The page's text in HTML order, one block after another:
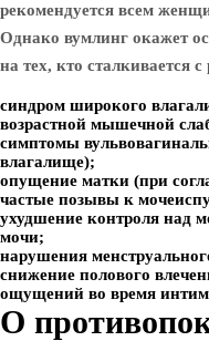
рекомендуется всем
Однако вумлинг окажет
на тех, кто сталкивается
синдром широкого
возрастной мышечной
симптомы
влагалище);
опущение матки (при
частые позывы к
ухудшение контроля над
мочи;
нарушения
снижение полового
ощущений во время
О